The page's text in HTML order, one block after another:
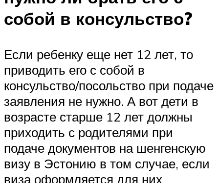
собой в консульство?
Если ребенку еще нет 12 лет, то
приводить его с собой в
консульство/посольство при подаче
заявления не нужно. А вот дети в
возрасте старше 12 лет должны
приходить с родителями при
подаче документов на шенгенскую
визу в Эстонию в том случае, если
виза оформляется для них